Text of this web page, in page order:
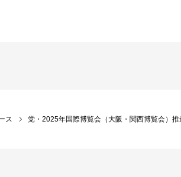
ス 党・2025年国際博覧会（大阪・関西博覧会）